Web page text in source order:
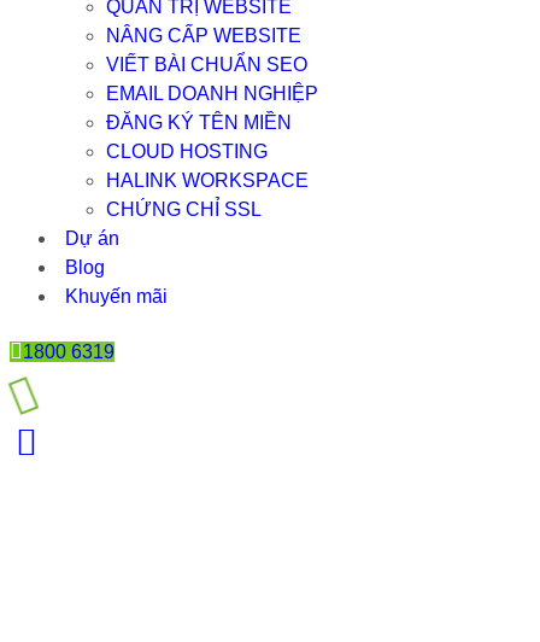
QUẢN TRỊ WEBSITE
NÂNG CẤP WEBSITE
VIẾT BÀI CHUẨN SEO
EMAIL DOANH NGHIỆP
ĐĂNG KÝ TÊN MIỀN
CLOUD HOSTING
HALINK WORKSPACE
CHỨNG CHỈ SSL
Dự án
Blog
Khuyến mãi
1800 6319